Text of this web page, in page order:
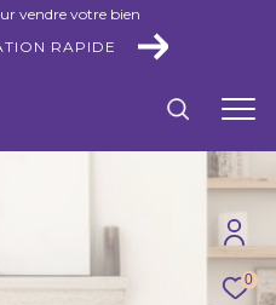
vendre votre bien
RAPIDE
0